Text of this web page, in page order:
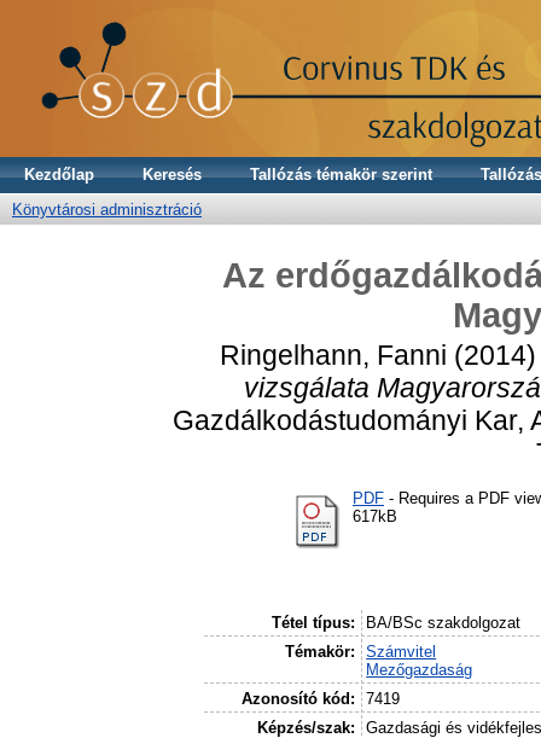
Kezdőlap Keresés Tallózás témakör szerint
Könyvtárosi adminisztráció
Az
Ringelhann, Fanni
vizsgálata
Gazdálkodástudományi Kar,
PDF - Requires a PDF
617kB
Tétel típus:
BA/BSc szakdolgozat
Témakör:
Számvitel
Mezőgazdaság
Azonosító kód:
7419
Képzés/szak:
Gazdasági és